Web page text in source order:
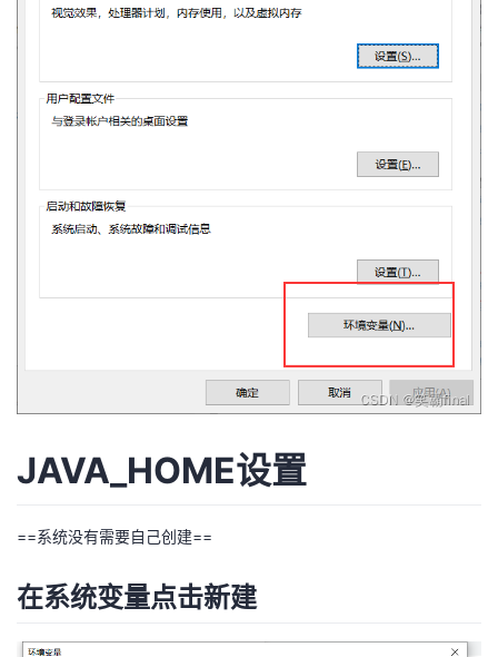
JAVA_HOME设置
==系统没有需要自己创建==
在系统变量点击新建